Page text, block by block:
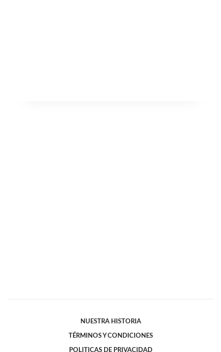
NUESTRA HISTORIA
TÉRMINOS Y CONDICIONES
POLITICAS DE PRIVACIDAD